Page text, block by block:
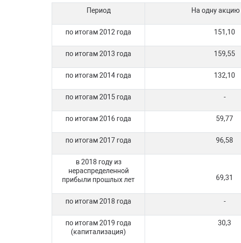
Период На одну акцию
по итогам 2012 года 151,10
по итогам 2013 года 159,55
по итогам 2014 года 132,10
по итогам 2015 года -
по итогам 2016 года 59,77
по итогам 2017 года 96,58
в 2018 году из
нераспределенной
прибыли прошлых лет
69,31
по итогам 2018 года -
по итогам 2019 года
(капитализация)
30,3